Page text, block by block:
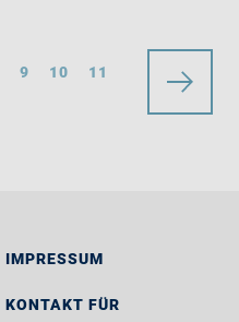
9 10 11
IMPRESSUM
KONTAKT FÜR